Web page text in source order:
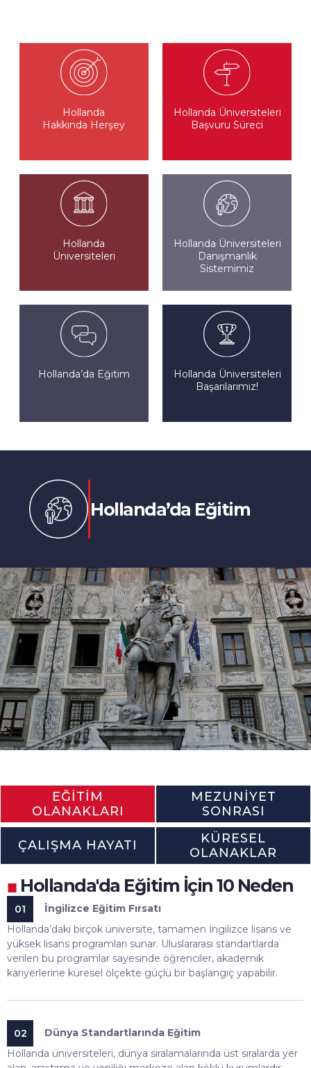
Hollanda
Hakkında Herşey
Hollanda Üniversiteleri
Başvuru Süreci
Hollanda
Üniversiteleri
Hollanda Üniversiteleri
Danışmanlık
Sistemimiz
Hollanda’da Eğitim
Hollanda Üniversiteleri
Başarılarımız!
Hollanda’da Eğitim
EĞITIM
OLANAKLARI
MEZUNIYET
SONRASI
ÇALIŞMA HAYATI
KÜRESEL
OLANAKLAR
■Hollanda'da Eğitim İçin 10 Neden
01
İngilizce Eğitim Fırsatı
Hollanda’daki birçok üniversite, tamamen İngilizce lisans ve
yüksek lisans programları sunar. Uluslararası standartlarda
verilen bu programlar sayesinde öğrenciler, akademik
kariyerlerine küresel ölçekte güçlü bir başlangıç yapabilir.
02
Dünya Standartlarında Eğitim
Hollanda üniversiteleri, dünya sıralamalarında üst sıralarda yer